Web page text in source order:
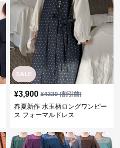
SALE
¥3,900 ¥4330(割引前)
春夏新作 水玉柄ロングワンピー
ス フォーマルドレス